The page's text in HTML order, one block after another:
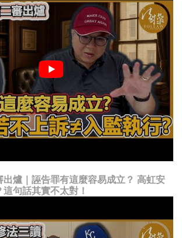
出爐｜誣告罪有這麼容易成立？ 高虹安
句話其實不太對！